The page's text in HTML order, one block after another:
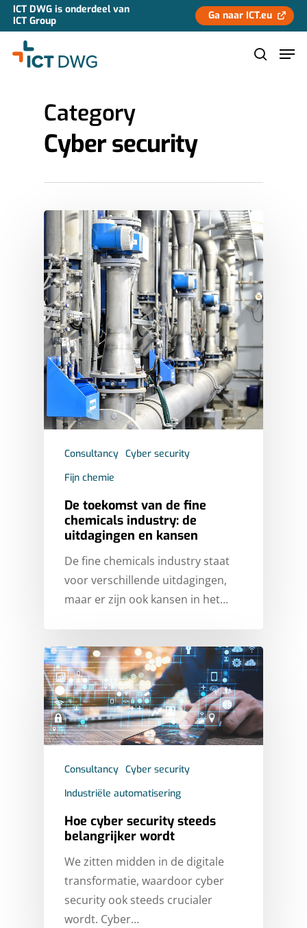
ICT DWG is onderdeel van
ICT Group
Ga naar ICT.eu
Hit enter to search or ESC to close
Category
Cyber security
Consultancy Cyber security
Fijn chemie
De toekomst van de fine
chemicals industry: de
uitdagingen en kansen
De fine chemicals industry staat
voor verschillende uitdagingen,
maar er zijn ook kansen in het…
Consultancy Cyber security
Industriële automatisering
Hoe cyber security steeds
belangrijker wordt
We zitten midden in de digitale
transformatie, waardoor cyber
security ook steeds crucialer
wordt. Cyber…